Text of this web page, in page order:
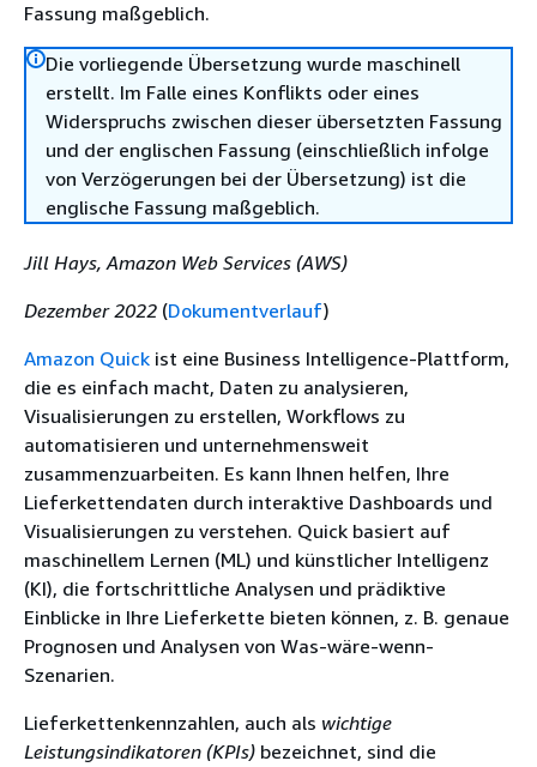
Fassung maßgeblich.
Die vorliegende Übersetzung wurde maschinell
erstellt. Im Falle eines Konflikts oder eines
Widerspruchs zwischen dieser übersetzten Fassung
und der englischen Fassung (einschließlich infolge
von Verzögerungen bei der Übersetzung) ist die
englische Fassung maßgeblich.
Jill Hays, Amazon Web Services (AWS)
Dezember 2022 (Dokumentverlauf)
Amazon Quick ist eine Business Intelligence-Plattform,
die es einfach macht, Daten zu analysieren,
Visualisierungen zu erstellen, Workflows zu
automatisieren und unternehmensweit
zusammenzuarbeiten. Es kann Ihnen helfen, Ihre
Lieferkettendaten durch interaktive Dashboards und
Visualisierungen zu verstehen. Quick basiert auf
maschinellem Lernen (ML) und künstlicher Intelligenz
(KI), die fortschrittliche Analysen und prädiktive
Einblicke in Ihre Lieferkette bieten können, z. B. genaue
Prognosen und Analysen von Was-wäre-wenn-
Szenarien.
Lieferkettenkennzahlen, auch als wichtige
Leistungsindikatoren (KPIs) bezeichnet, sind die